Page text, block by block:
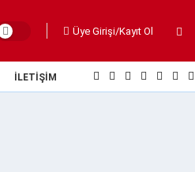
Üye Girişi/Kayıt Ol
İLETIŞIM